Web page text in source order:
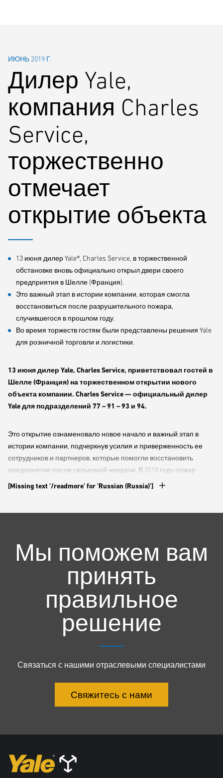
ИЮНЬ 2019 Г.
Дилер Yale,
компания Charles
Service,
торжественно
отмечает
открытие объекта
13 июня дилер Yale®, Charles Service, в торжественной
обстановке вновь официально открыл двери своего
предприятия в Шелле (Франция).
Это важный этап в истории компании, которая смогла
восстановиться после разрушительного пожара,
случившегося в прошлом году.
Во время торжеств гостям были представлены решения Yale
для розничной торговли и логистики.
13 июня дилер Yale, Charles Service, приветствовал гостей в
Шелле (Франция) на торжественном открытии нового
объекта компании. Charles Service — официальный дилер
Yale для подразделений 77 – 91 – 93 и 94.
Это открытие ознаменовало новое начало и важный этап в
истории компании, подчеркнув усилия и приверженность ее
сотрудников и партнеров, которые помогли восстановить
предприятие после серьезной неудачи. В 2018 году пожар
охватил здание Charles Service, разрушив многие офисы и
поблагодарить различные заинтересованные стороны и
партнеров, которые поддерживали компанию в этот
переходный период.
«Торжественное открытие нового объекта стало особенным
моментом для всей команды Charles Service. Оно означает, что
трудные для компании времена остались позади, и что нам
помог их пережить общий позитивный настрой. Сегодня мы
вернулись в нашу штаб-квартиру с желанием предоставить
Бремар (Cederic Bremard), генеральный директор Charles
Service делилась последними инновациями в сфере
заинтересованной применением передовых технологий в этой
области.
[Missing text '/readmore' for 'Russian (Russia)']
Мы поможем вам
принять
правильное
решение
Связаться с нашими отраслевыми специалистами
Свяжитесь с нами